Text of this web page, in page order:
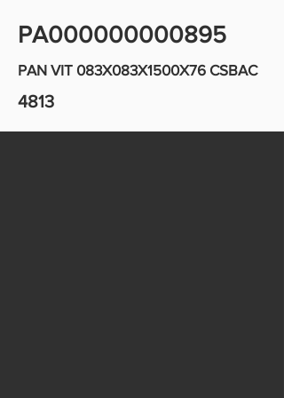
PA000000000895
PAN VIT 083X083X1500X76 CSBAC
4813